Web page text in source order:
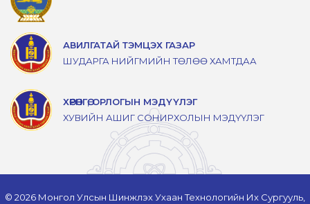
АВИЛГАТАЙ ТЭМЦЭХ ГАЗАР
ШУДАРГА НИЙГМИЙН ТӨЛӨӨ ХАМТДАА
ХӨРӨНГӨ, ОРЛОГЫН МЭДҮҮЛЭГ
ХУВИЙН АШИГ СОНИРХОЛЫН МЭДҮҮЛЭГ
© 2026 Монгол Улсын Шинжлэх Ухаан Технологийн Их Сургууль,